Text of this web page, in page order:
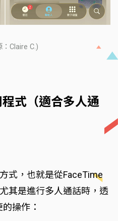
Claire C.)
式（適合多人通
式，也就是從FaceTime
其是進行多人通話時，透
操作：